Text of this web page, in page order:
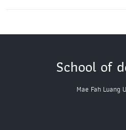
School of
Mae Fah Luang